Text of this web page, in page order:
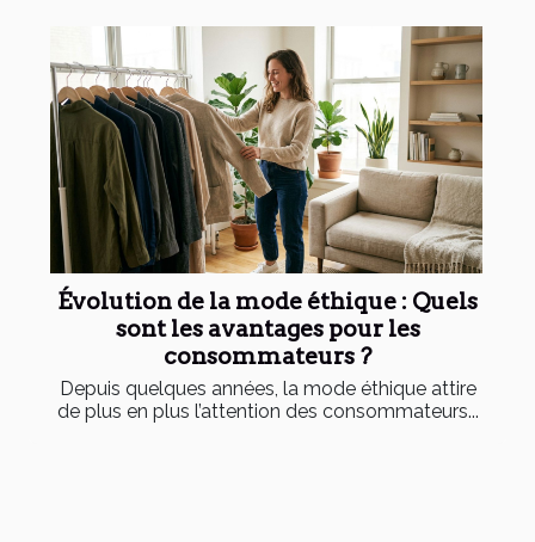
Évolution de la mode éthique : Quels
sont les avantages pour les
consommateurs ?
Depuis quelques années, la mode éthique attire
de plus en plus l’attention des consommateurs...